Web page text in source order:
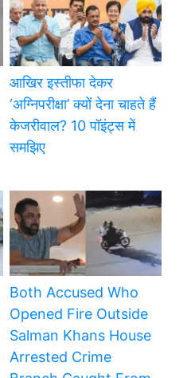
आखिर इस्तीफा देकर
‘अग्निपरीक्षा’ क्यों देना चाहते हैं
केजरीवाल? 10 पॉइंट्स में
समझिए
Both Accused Who
Opened Fire Outside
Salman Khans House
Arrested Crime